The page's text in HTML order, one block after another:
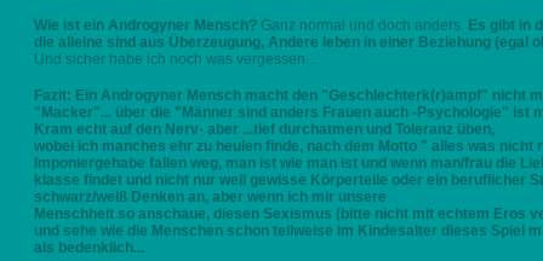
Wie ist ein Androgyner Mensch? Ganz normal und doch anders. Es gibt in
die alleine sind aus Überzeugung, Andere leben in einer Beziehung (egal
Und sicher habe ich noch was vergessen...
Fazit: Ein Androgyner Mensch macht den "Geschlechterk(r)ampf" nicht
"Macker"... über die "Männer sind anders Frauen auch -Psychologie" ist
Kram echt auf den Nerv- aber ...tief durchatmen und Toleranz üben,
wobei ich manches ehr zu heulen finde, nach dem Motto " alles was
Imponiergehabe fallen weg, man ist wie man ist und wenn man/frau die
klasse findet und nicht nur weil gewisse Körperteile oder ein beruflicher
schwarz/weiß Denken an, aber wenn ich mir unsere
Menschheit so anschaue, diesen Sexismus (bitte nicht mit echtem Eros
und sehe wie die Menschen schon teilweise im Kindesalter dieses Spiel
als bedenklich...